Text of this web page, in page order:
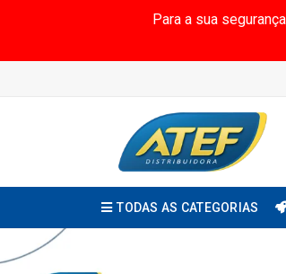
Para a sua
TODAS AS CATEGORIAS